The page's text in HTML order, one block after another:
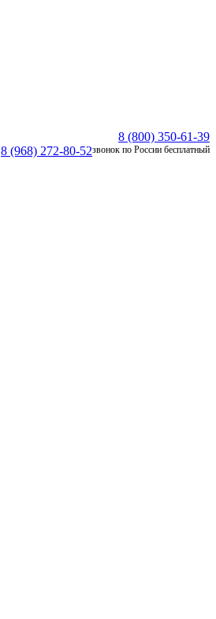
8 (800) 350-61-39
звонок по России бесплатный
8 (968) 272-80-52